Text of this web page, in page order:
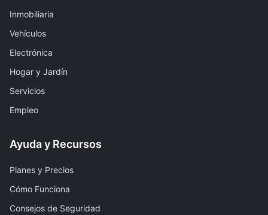
Inmobiliaria
Vehículos
Electrónica
Hogar y Jardín
Servicios
Empleo
Ayuda y Recursos
Planes y Precios
Cómo Funciona
Consejos de Seguridad